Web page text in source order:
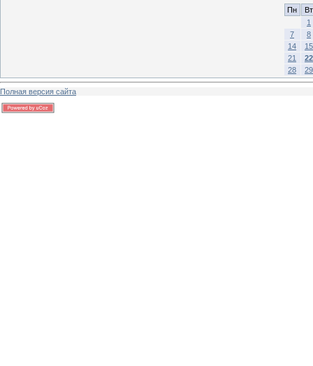
Пн
Вт
1
7
8
14
15
21
22
28
29
Полная версия сайта